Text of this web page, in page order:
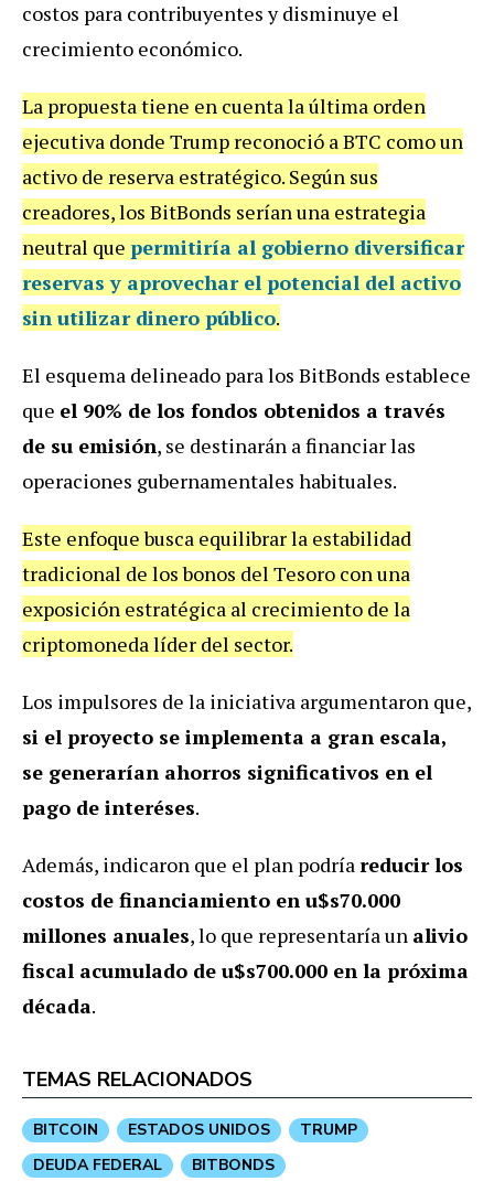
costos para contribuyentes y disminuye el
crecimiento económico.
La propuesta tiene en cuenta la última orden
ejecutiva donde Trump reconoció a BTC como un
activo de reserva estratégico. Según sus
creadores, los BitBonds serían una estrategia
neutral que permitiría al gobierno diversificar
reservas y aprovechar el potencial del activo
sin utilizar dinero público.
El esquema delineado para los BitBonds establece
que el 90% de los fondos obtenidos a través
de su emisión, se destinarán a financiar las
operaciones gubernamentales habituales.
Este enfoque busca equilibrar la estabilidad
tradicional de los bonos del Tesoro con una
exposición estratégica al crecimiento de la
criptomoneda líder del sector.
Los impulsores de la iniciativa argumentaron que,
si el proyecto se implementa a gran escala,
se generarían ahorros significativos en el
pago de interéses.
Además, indicaron que el plan podría reducir los
costos de financiamiento en u$s70.000
millones anuales, lo que representaría un alivio
fiscal acumulado de u$s700.000 en la próxima
década.
TEMAS RELACIONADOS
BITCOIN ESTADOS UNIDOS
TRUMP
DEUDA FEDERAL
BITBONDS